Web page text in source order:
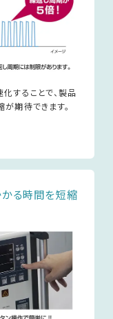
することで、製品
期待できます。
る時間を短縮